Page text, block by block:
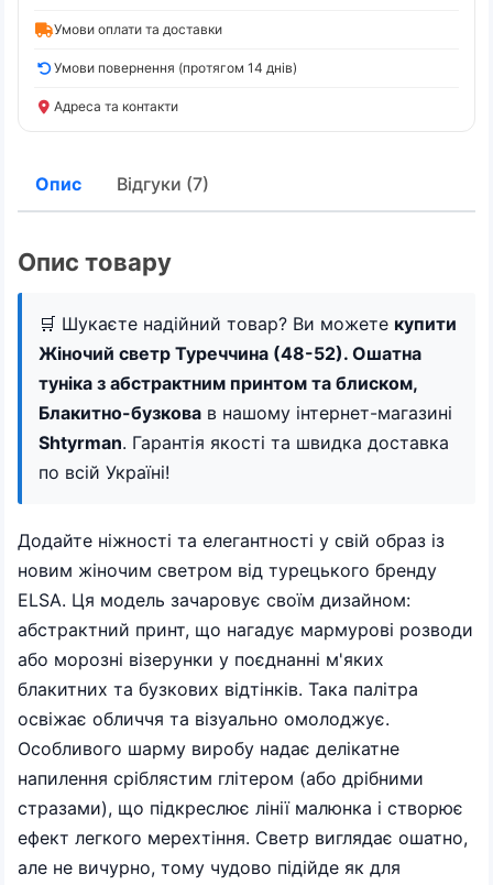
Умови оплати та доставки
Умови повернення (протягом 14 днів)
Адреса та контакти
Опис Відгуки (7)
Опис товару
🛒 Шукаєте надійний товар? Ви можете купити
Жіночий светр Туреччина (48-52). Ошатна
туніка з абстрактним принтом та блиском,
Блакитно-бузкова в нашому інтернет-магазині
Shtyrman. Гарантія якості та швидка доставка
по всій Україні!
Додайте ніжності та елегантності у свій образ із
новим жіночим светром від турецького бренду
ELSA. Ця модель зачаровує своїм дизайном:
абстрактний принт, що нагадує мармурові розводи
або морозні візерунки у поєднанні м'яких
блакитних та бузкових відтінків. Така палітра
освіжає обличчя та візуально омолоджує.
Особливого шарму виробу надає делікатне
напилення сріблястим глітером (або дрібними
стразами), що підкреслює лінії малюнка і створює
ефект легкого мерехтіння. Светр виглядає ошатно,
але не вичурно, тому чудово підійде як для